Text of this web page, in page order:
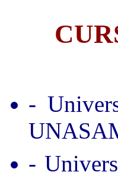
-
-